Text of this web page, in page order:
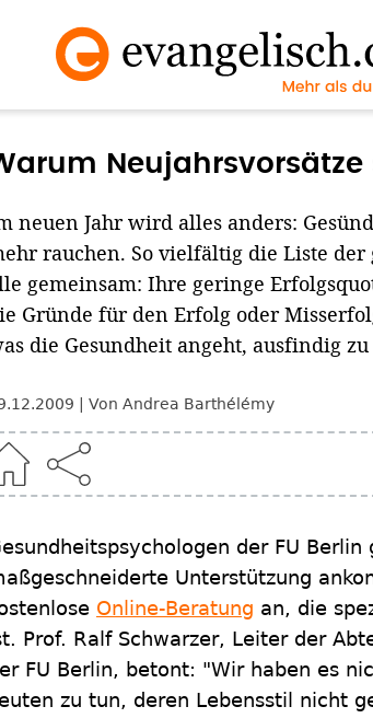
neuen Jahr wird alles anders:
rauchen. So vielfältig die Liste der
gemeinsam: Ihre geringe
Gründe für den Erfolg oder
die Gesundheit angeht, ausfindig
Von Andrea Barthélémy
der FU
Unterstützung
Online-Beratung an, die
Prof. Ralf Schwarzer, Leiter der
FU Berlin, betont: "Wir haben es
zu tun, deren Lebensstil nicht